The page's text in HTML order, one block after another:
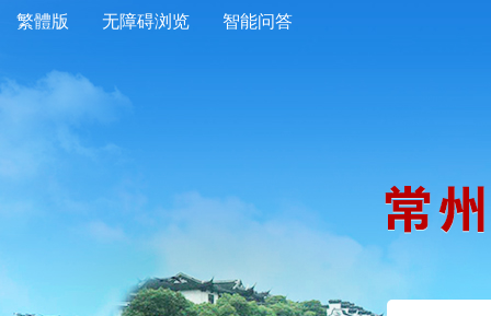
繁體版 无障碍浏览 智能问答